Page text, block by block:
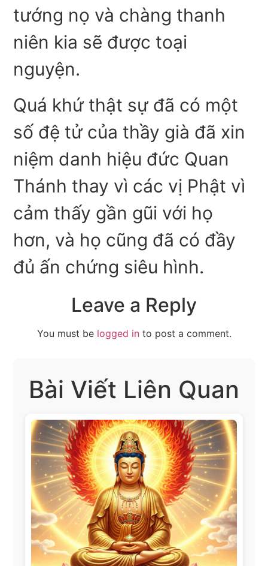
tướng nọ và chàng thanh
niên kia sẽ được toại
nguyện.
Quá khứ thật sự đã có một
số đệ tử của thầy già đã xin
niệm danh hiệu đức Quan
Thánh thay vì các vị Phật vì
cảm thấy gần gũi với họ
hơn, và họ cũng đã có đầy
đủ ấn chứng siêu hình.
Leave a Reply
You must be logged into post a comment.
Bài Viết Liên Quan